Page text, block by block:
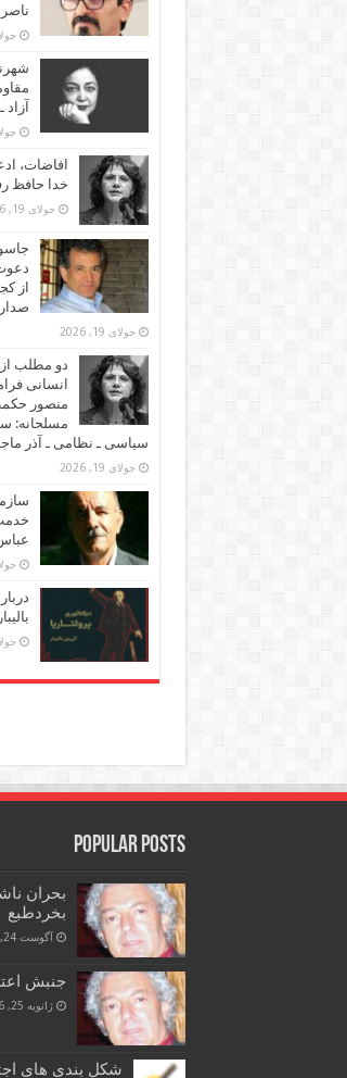
ناصر
جولای
جولای
افاضات،
خدا حافظ
جولای 19, 2026
از
جولای 19, 2026
انسانی
مسلحانه:
سیاسی ـ نظامی ـ آذر
جولای 19, 2026
جولای
بالیبار
جولای
Popular Posts
بحران
بخردطبع
آگوست 24, 2025
جنبش
ژانویه 25, 2026
شکل بندی های